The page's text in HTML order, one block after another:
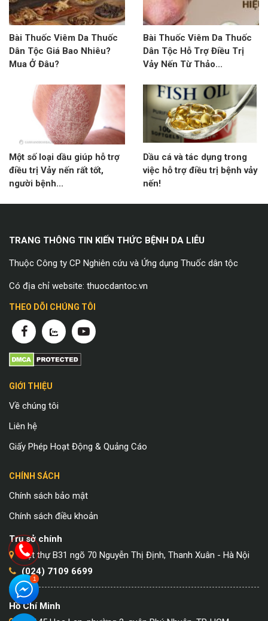
Bài Thuốc Viêm Da Thuốc
Dân Tộc Giá Bao Nhiêu?
Mua Ở Đâu?
Bài Thuốc Viêm Da Thuốc
Dân Tộc Hỗ Trợ Điều Trị
Vảy Nến Từ Thảo...
Một số loại dầu giúp hỗ trợ
điều trị Vảy nến rất tốt,
người bệnh...
Dầu cá và tác dụng trong
việc hỗ trợ điều trị bệnh vảy
nến!
TRANG THÔNG TIN KIẾN THỨC BỆNH DA LIỄU
Thuộc Công ty CP Nghiên cứu và Ứng dụng Thuốc dân tộc
Có địa chỉ website: thuocdantoc.vn
THEO DÕI CHÚNG TÔI
GIỚI THIỆU
Về chúng tôi
Liên hệ
Giấy Phép Hoạt Động & Quảng Cáo
CHÍNH SÁCH
Chính sách bảo mật
Chính sách điều khoản
Trụ sở chính
Biệt thự B31 ngõ 70 Nguyễn Thị Định, Thanh Xuân - Hà Nội
(024) 7109 6699
Hồ Chí Minh